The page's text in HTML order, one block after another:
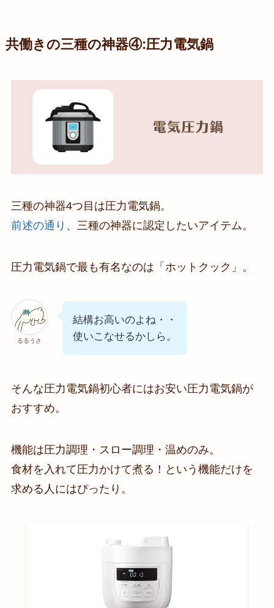
共働きの三種の神器④:圧力電気鍋
三種の神器4つ目は圧力電気鍋。
前述の通り 、三種の神器に認定したいアイテム。
圧力電気鍋で最も有名なのは「ホットクック」。
るるうさ
結構お高いのよね・・
使いこなせるかしら。
そんな圧力電気鍋初心者にはお安い圧力電気鍋が
おすすめ。
機能は圧力調理・スロー調理・温めのみ。
食材を入れて圧力かけて煮る！という機能だけを
求める人にはぴったり。